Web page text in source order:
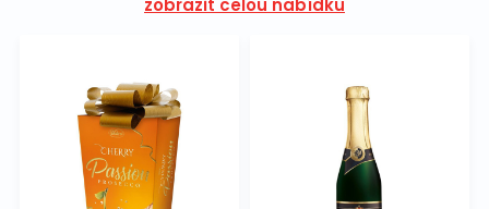
zobrazit celou nabídku